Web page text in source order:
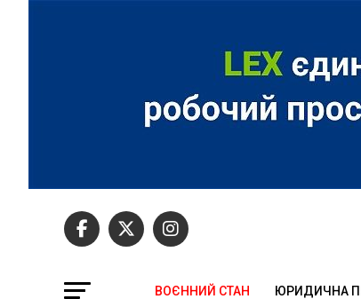
ВОЄННИЙ СТАН ЮРИДИЧНА